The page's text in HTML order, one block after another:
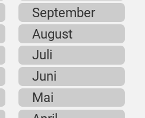
September
August
Juli
Juni
Mai